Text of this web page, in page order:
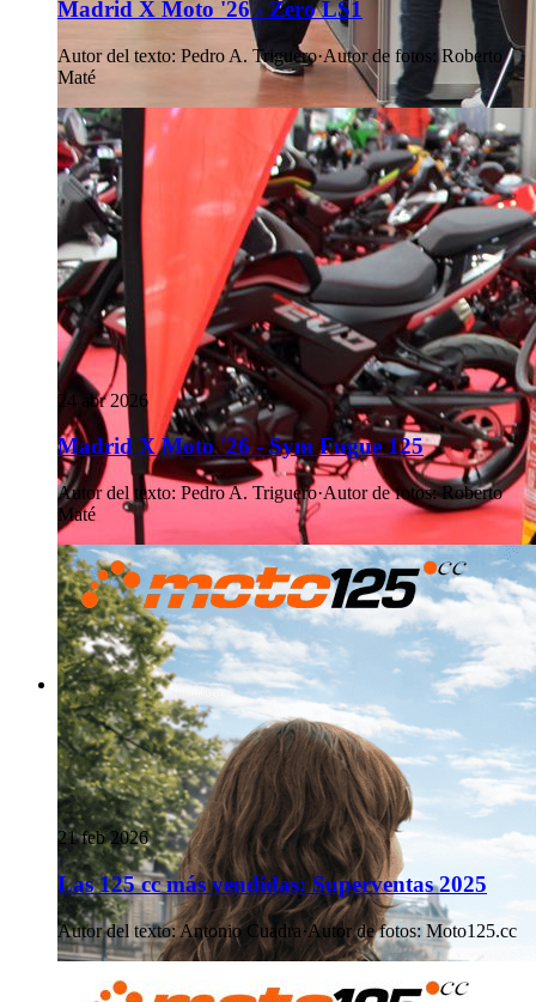
Madrid X Moto '26 - Zero LS1
Autor del texto: Pedro A. Triguero·Autor de fotos: Roberto
Maté
24 abr 2026
Madrid X Moto '26 - Sym Fugue 125
Autor del texto: Pedro A. Triguero·Autor de fotos: Roberto
Maté
21 feb 2026
Las 125 cc más vendidas: Superventas 2025
Autor del texto:Antonio Cuadra·Autor de fotos: Moto125.cc